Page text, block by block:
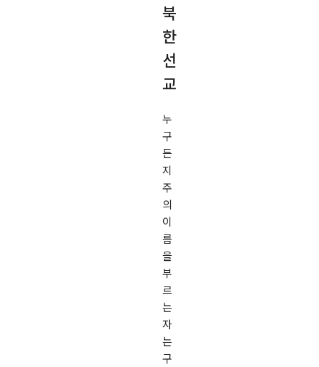
북
한
선
교
누
구
든
지
주
의
이
름
을
부
르
는
자
는
구